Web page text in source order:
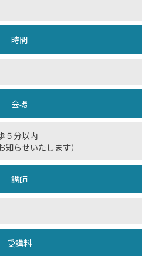
時間
会場
５分以内
知らせいたします）
講師
受講料